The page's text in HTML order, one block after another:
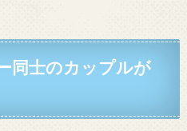
同士のカップルが